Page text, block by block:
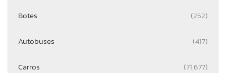
Botes (252)
Autobuses (417)
Carros (71,677)